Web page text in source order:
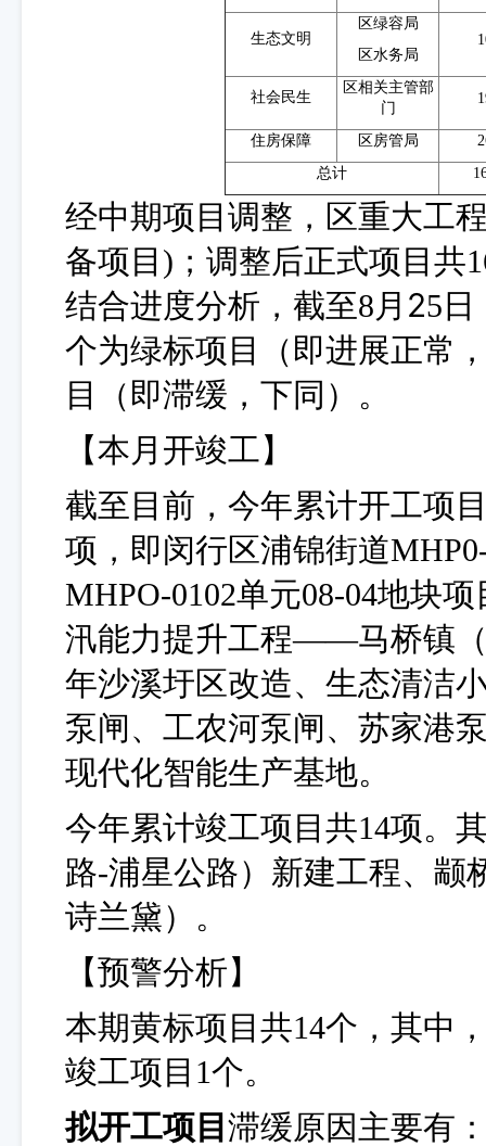
生态文明
区绿容局
区水务局
社会民生
区相关主管部
门
住房保障 区房管局
总计
经中期项目调整，区重大工
备项目 )；调整后正式项目共
结合进度分析 ， 截至8月 25日
个为绿标项目（即进展正常
目
（即滞缓， 下同） 。
【本月开竣工】
截至目前，今年累计开工项
项，即闵行区浦锦街道
MHPO-0102单元08-04地块
汛能力提升工程——马桥镇（
年沙溪圩区改造、生态清洁
泵闸、工农河泵闸、苏家港
现代化智能生产基地。
今年累计竣工项目共14项。
路-浦星公路）新建工程、 颛
诗兰黛）。
【预警分析】
本期黄标项目共14个，其中
竣工项目1个。
拟开工项目 滞缓原因主要有